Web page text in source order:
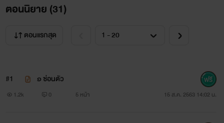
มาให้ได้
ตัวละคร สถานที่ ที่ปรากฏเป็นเพียงการสมมติ
ตอนนิยาย (31)
ตอนแรกสุด
#1 ๑ ซ่อนตัว
1.2k 0 5 หน้า 15 ส.ค. 2563 14:02 น.